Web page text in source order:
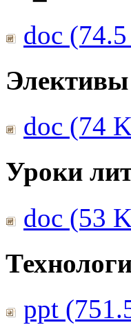
doc
Элективы
doc (74
Уроки
doc (53
ppt